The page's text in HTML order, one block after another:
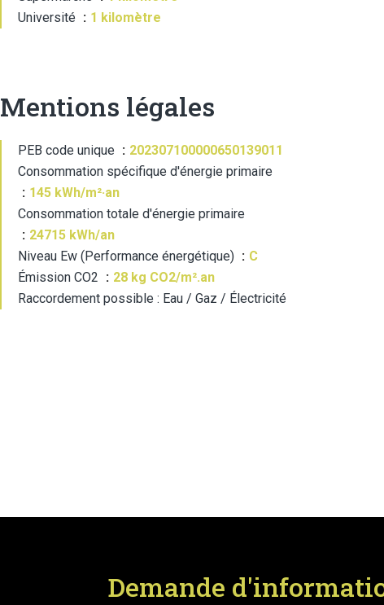
Université
1 kilomètre
Mentions légales
PEB code unique
202307100000650139011
Consommation spécifique d'énergie primaire
145 kWh/m²·an
Consommation totale d'énergie primaire
24715 kWh/an
Niveau Ew (Performance énergétique)
C
Émission CO2
28 kg CO2/m².an
Raccordement possible : Eau / Gaz / Électricité
Demande